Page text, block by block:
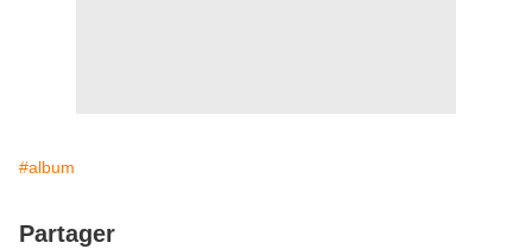
#album
Partager